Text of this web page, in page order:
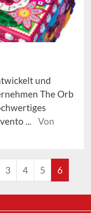
und
The Orb
...
Von
3 4 5 6